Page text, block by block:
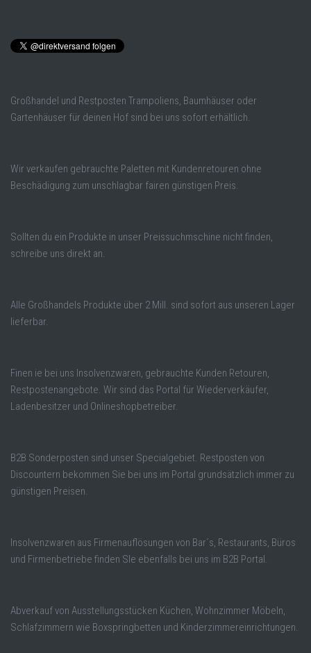
Großhandel und Restposten Trampoliens, Baumhäuser oder
Gartenhäuser für deinen Hof sind bei uns sofort erhältlich.
Wir verkaufen gebrauchte Paletten mit Kundenretouren ohne
Beschädigung zum unschlagbar fairen günstigen Preis.
Sollten du ein Produkte in unser Preissuchmschine nicht finden,
schreibe uns direkt an.
Alle Großhandels Produkte über 2 Mill. sind sofort aus unseren Lager
lieferbar.
Finen ie bei uns Insolvenzwaren, gebrauchte Kunden Retouren,
Restpostenangebote. Wir sind das Portal für Wiederverkäufer,
Ladenbesitzer und Onlineshopbetreiber.
B2B Sonderposten sind unser Specialgebiet. Restposten von
Discountern bekommen Sie bei uns im Portal grundsätzlich immer zu
günstigen Preisen.
Insolvenzwaren aus Firmenauflösungen von Bar´s, Restaurants, Büros
und Firmenbetriebe finden SIe ebenfalls bei uns im B2B Portal.
Abverkauf von Ausstellungsstücken Küchen, Wohnzimmer Möbeln,
Schlafzimmern wie Boxspringbetten und Kinderzimmereinrichtungen.